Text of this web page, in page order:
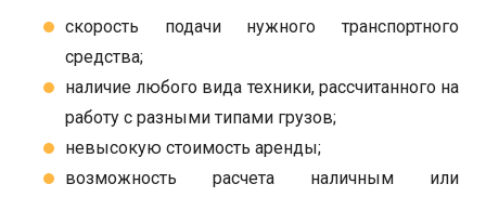
скорость подачи нужного транспортного
средства;
наличие любого вида техники, рассчитанного на
работу с разными типами грузов;
невысокую стоимость аренды;
возможность расчета наличным или